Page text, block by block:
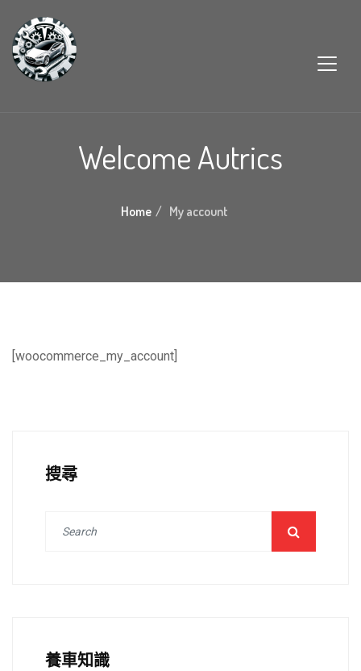
Welcome Autrics
Home My account
[woocommerce_my_account]
搜尋
養車知識